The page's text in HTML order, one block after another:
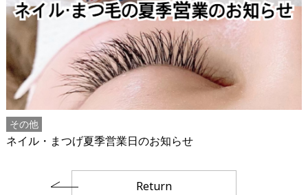
その他
ネイル・まつげ夏季営業日のお知らせ
Return